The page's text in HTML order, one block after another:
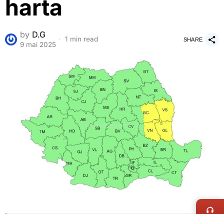
harta
by D.G
9 mai 2025
1 min read SHARE